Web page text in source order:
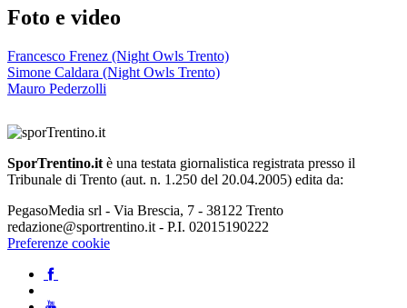
Foto e video
Francesco Frenez (Night Owls Trento)
Simone Caldara (Night Owls Trento)
Mauro Pederzolli
SporTrentino.it è una testata giornalistica registrata presso il
Tribunale di Trento (aut. n. 1.250 del 20.04.2005) edita da:
PegasoMedia srl - Via Brescia, 7 - 38122 Trento
redazione@sportrentino.it - P.I. 02015190222
Preferenze cookie